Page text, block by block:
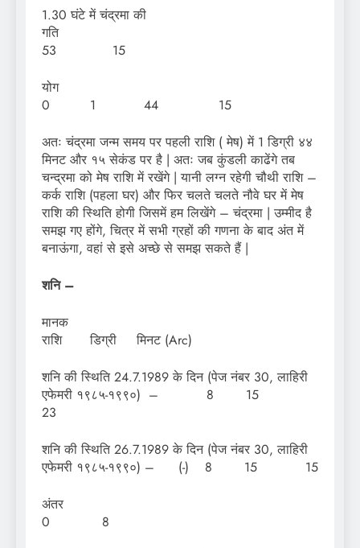
1.30 घंटे में चंद्रमा की
53 15
0 1 44 15
अतः चंद्रमा जन्म समय पर पहली राशि ( मेष) में 1 डिग्री ४४
मिनट और १५ सेकंड पर है | अतः जब कुंडली काढेंगे तब
चन्द्रमा को मेष राशि में रखेंगे | यानी लग्न रहेगी चौथी राशि –
कर्क राशि (पहला घर) और फिर चलते चलते नौवे घर में मेष
राशि की स्थिति होगी जिसमें हम लिखेंगे – चंद्रमा | उम्मीद है
समझ गए होंगे, चित्र में सभी ग्रहों की गणना के बाद अंत में
बनाऊंगा, वहां से इसे अच्छे से समझ सकते हैं |
शनि –
राशि डिग्री मिनट (Arc)
शनि की स्थिति 24.7.1989 के दिन (पेज नंबर 30, लाहिरी
एफेमरी १९८५-१९९०) – 8 15
23
शनि की स्थिति 26.7.1989 के दिन (पेज नंबर 30, लाहिरी
एफेमरी १९८५-१९९०) – (-) 8 15 15
0 8